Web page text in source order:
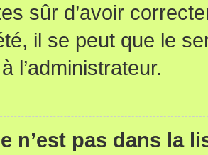
sûr d’avoir
il se peut que le
l’administrateur.
n’est pas dans la